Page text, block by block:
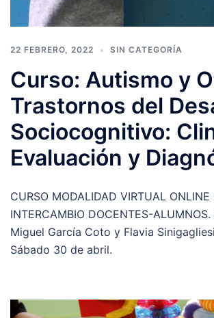
22 FEBRERO, 2022 SIN CATEGORÍA
Curso: Autismo y
Trastornos del
Sociocognitivo:
Evaluación y
CURSO MODALIDAD VIRTUAL ONLINE
INTERCAMBIO DOCENTES-
Miguel García Coto y Flavia
Sábado 30 de abril.